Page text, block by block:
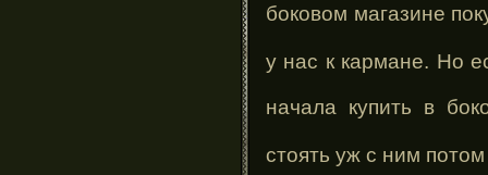
боковом магазине
у нас к кармане. Но
начала купить в
стоять уж с ним